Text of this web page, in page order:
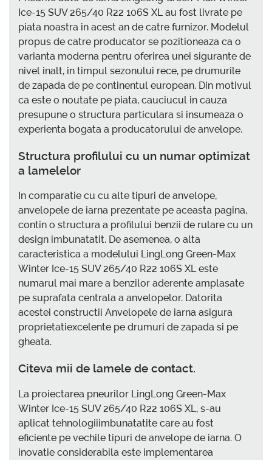
Ice-15 SUV 265/40 R22 106S XL au fost livrate pe
piata noastra in acest an de catre furnizor. Modelul
propus de catre producator se pozitioneaza ca o
varianta moderna pentru oferirea unei sigurante de
nivel inalt, in timpul sezonului rece, pe drumurile
de zapada de pe continentul european. Din motivul
ca este o noutate pe piata, cauciucul in cauza
presupune o structura particulara si insumeaza o
experienta bogata a producatorului de anvelope.
Structura profilului cu un numar optimizat
a lamelelor
In comparatie cu cu alte tipuri de anvelope,
anvelopele de iarna prezentate pe aceasta pagina,
contin o structura a profilului benzii de rulare cu un
design imbunatatit. De asemenea, o alta
caracteristica a modelului LingLong Green-Max
Winter Ice-15 SUV 265/40 R22 106S XL este
numarul mai mare a benzilor aderente amplasate
pe suprafata centrala a anvelopelor. Datorita
acestei constructii Anvelopele de iarna asigura
proprietatiexcelente pe drumuri de zapada si pe
gheata.
Citeva mii de lamele de contact.
La proiectarea pneurilor LingLong Green-Max
Winter Ice-15 SUV 265/40 R22 106S XL, s-au
aplicat tehnologiiimbunatatite care au fost
eficiente pe vechile tipuri de anvelope de iarna. O
inovatie considerabila este implementarea